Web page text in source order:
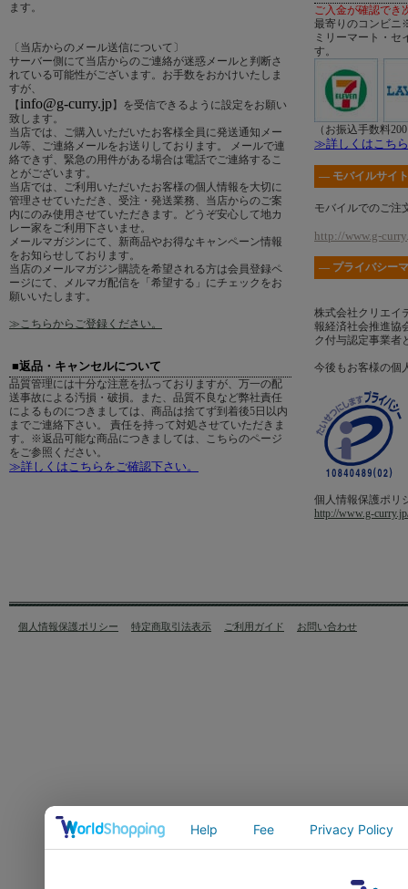
ます。
〔当店からのメール送信について〕
サーバー側にて当店からのご連絡が迷惑メールと判断さ
れている可能性がございます。お手数をおかけいたしま
すが、
【 info@g-curry.jp】を受信できるように設定をお願い
致します。
当店では、ご購入いただいたお客様全員に発送通知メー
ル等、ご連絡メールをお送りしております。 メールで連
絡できず、緊急の用件がある場合は電話でご連絡するこ
とがございます。
当店では、ご利用いただいたお客様の個人情報を大切に
管理させていただき、受注・発送業務、当店からのご案
内にのみ使用させていただきます。どうぞ安心して地カ
レー家をご利用下さいませ。
メールマガジンにて、新商品やお得なキャンペーン情報
をお知らせしております。
当店のメールマガジン購読を希望される方は会員登録ペ
ージにて、メルマガ配信を「希望する」にチェックをお
願いいたします。
≫こちらからご登録ください。
■返品・キャンセルについて
品質管理には十分な注意を払っておりますが、万一の配
送事故による汚損・破損。また、品質不良など弊社責任
によるものにつきましては、商品は捨てず到着後5日以内
までご連絡下さい。 責任を持って対処させていただきま
す。※返品可能な商品につきましては、こちらのページ
をご参照ください。
≫詳しくはこちらをご確認下さい。
ご入金が確認でき
最寄りのコンビニ
ミリーマート・セ
す。
（お振込手数料
≫詳しくはこち
― モバイルサイ
モバイルでのご注
http://www.g-
― プライバシー
株式会社クリエイ
報経済社会推進協
ク付与認定事業者
今後もお客様の個
個人情報保護ポリ
http://www.g-
個人情報保護ポリシー 特定商取引法表示 ご利用ガイド お問い合わせ